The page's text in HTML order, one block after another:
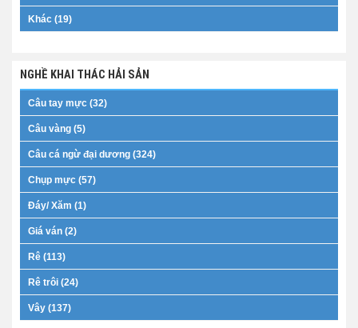
Khác (19)
NGHỀ KHAI THÁC HẢI SẢN
Câu tay mực (32)
Câu vàng (5)
Câu cá ngừ đại dương (324)
Chụp mực (57)
Đáy/ Xăm (1)
Giá ván (2)
Rê (113)
Rê trôi (24)
Vây (137)